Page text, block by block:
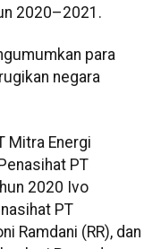
2020–2021.
para
negara
Mitra Energi
PT
2020 Ivo
PT
Ramdani (RR), dan